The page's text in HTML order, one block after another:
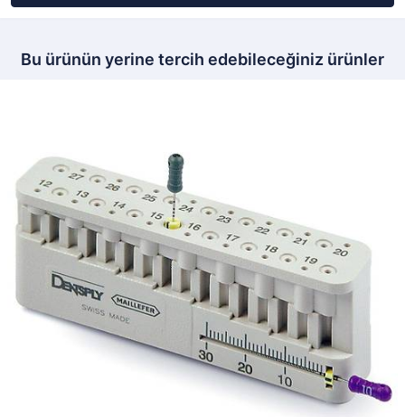
Bu ürünün yerine tercih edebileceğiniz ürünler